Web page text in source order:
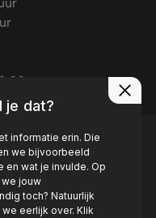
je dat?
informatie erin. Die
we bijvoorbeeld
en wat je invulde. Op
jouw
toch? Natuurlijk
eerlijk over. Klik